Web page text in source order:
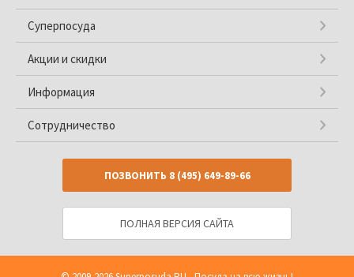
Суперпосуда
Акции и скидки
Информация
Сотрудничество
ПОЗВОНИТЬ 8 (495) 649-89-66
ПОЛНАЯ ВЕРСИЯ САЙТА